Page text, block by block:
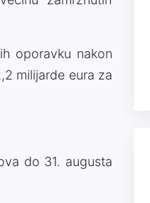
oporavku nakon
milijarde eura za
do 31. augusta